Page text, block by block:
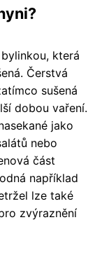
která
Čerstvá
sušená
dobou vaření.
jako
nebo
část
například
lze také
zvýraznění